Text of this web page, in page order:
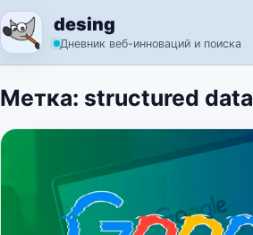
Перейти к содержимому
desing
Дневник веб-инноваций и поиска
Метка: structured data